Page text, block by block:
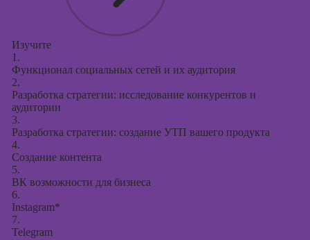
Изучите
1.
Функционал социальных сетей и их аудитория
2.
Разработка стратегии: исследование конкурентов и
аудитории
3.
Разработка стратегии: создание УТП вашего продукта
4.
Создание контента
5.
ВК возможности для бизнеса
6.
Instagram*
7.
Telegram